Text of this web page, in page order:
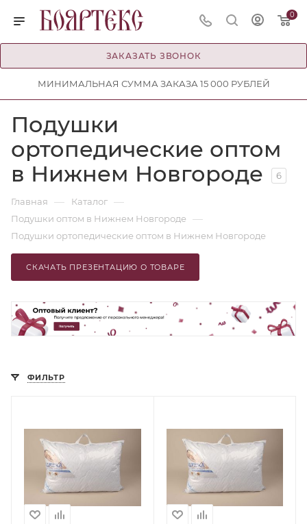
0
ЗАКАЗАТЬ ЗВОНОК
МИНИМАЛЬНАЯ СУММА ЗАКАЗА 15 000 РУБЛЕЙ
Подушки
ортопедические оптом
в Нижнем Новгороде
6
Главная — Каталог —
Подушки оптом в Нижнем Новгороде —
Подушки ортопедические оптом в Нижнем Новгороде
СКАЧАТЬ ПРЕЗЕНТАЦИЮ О ТОВАРЕ
ФИЛЬТР